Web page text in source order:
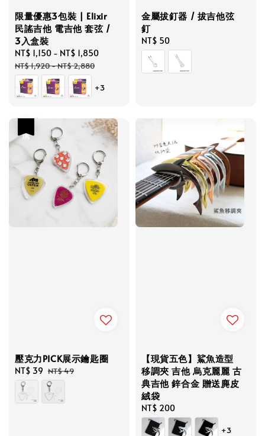
限量優惠3包裝 | Elixir
民謠吉他 電吉他 套弦 /
3入盒裝
Sale
price
NT$ 1,150 - NT$ 1,850
NT$ 1,920-NT$ 2,880
+3
金屬拔釘器 / 拔吉他弦
釘
Regular
price
NT$ 50
壓克力PICK展示鑰匙圈
Sale
price
NT$ 39 Regular
price
NT$ 49
【現貨五色】鯊魚造型
移調夾 吉他 烏克麗麗 古
典吉他 鋅合金 贈送麂皮
絨袋
Regular
price
NT$ 200
+3